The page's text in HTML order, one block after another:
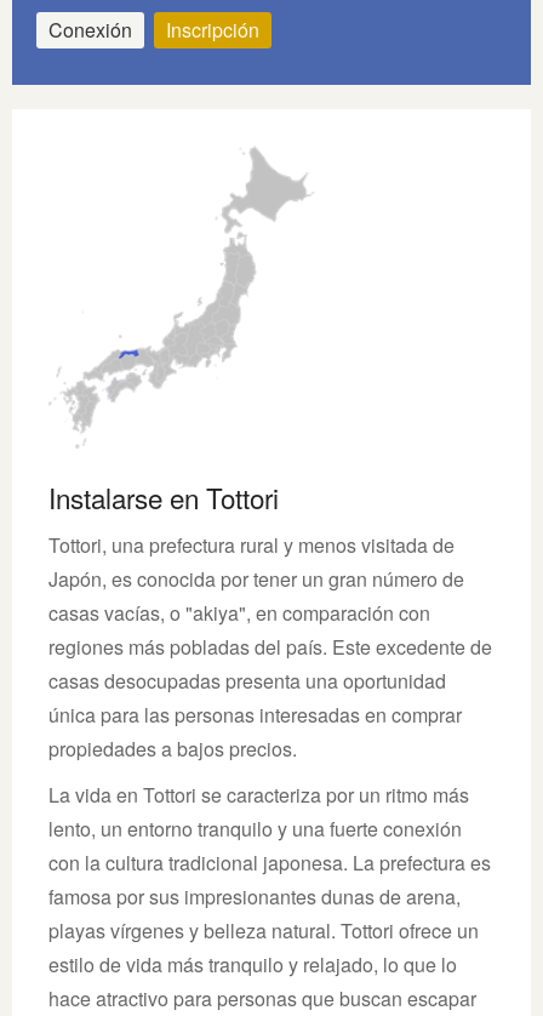
Conexión Inscripción
Instalarse en Tottori
Tottori, una prefectura rural y menos visitada de
Japón, es conocida por tener un gran número de
casas vacías, o "akiya", en comparación con
regiones más pobladas del país. Este excedente de
casas desocupadas presenta una oportunidad
única para las personas interesadas en comprar
propiedades a bajos precios.
La vida en Tottori se caracteriza por un ritmo más
lento, un entorno tranquilo y una fuerte conexión
con la cultura tradicional japonesa. La prefectura es
famosa por sus impresionantes dunas de arena,
playas vírgenes y belleza natural. Tottori ofrece un
estilo de vida más tranquilo y relajado, lo que lo
hace atractivo para personas que buscan escapar